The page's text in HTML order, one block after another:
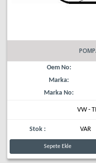
Oem No:
Marka:
Marka No:
VW -
Stok : VAR
Sepete Ekle